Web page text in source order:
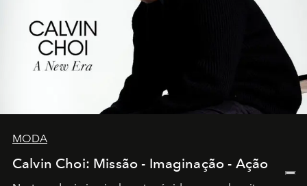
MODA
Calvin Choi: Missão - Imaginação - Ação